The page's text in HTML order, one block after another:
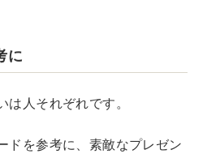
に
人それぞれです。
ドを参考に、素敵なプレゼン